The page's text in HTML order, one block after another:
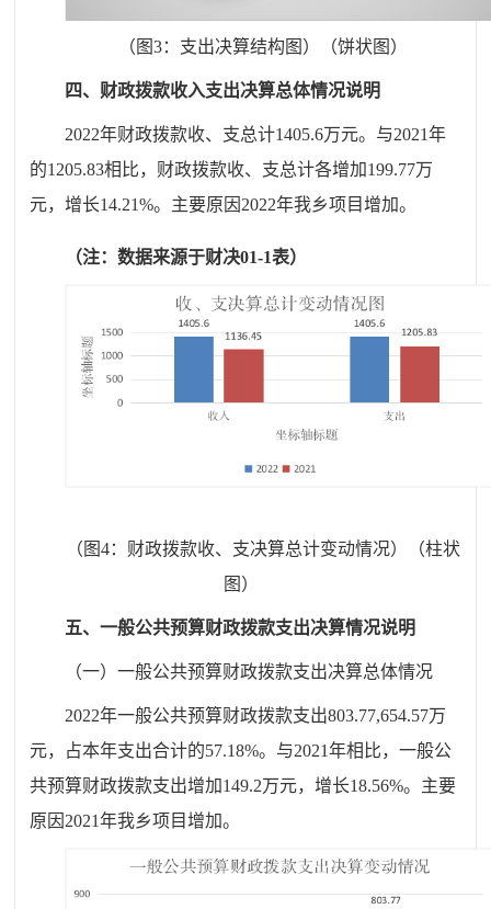
（图3：支出决算结构图）（饼状图）
四、财政拨款收入支出决算总体情况说明
2022年财政拨款收、支总计1405.6万元。与2021年
的1205.83相比，财政拨款收、支总计各增加199.77万
元，增长14.21%。 主要原因2022年我乡项目增加。
（注：数据来源于财决01-1表）
（图4：财政拨款收、支决算总计变动情况）（柱状
图）
五、一般公共预算财政拨款支出决算情况说明
（一）一般公共预算财政拨款支出决算总体情况
2022年一般公共预算财政拨款支出803.77,654.57万
元，占本年支出合计的57.18%。与2021年相比，一般公
共预算财政拨款支出增加149.2万元，增长18.56%。 主要
原因2021年我乡项目增加。